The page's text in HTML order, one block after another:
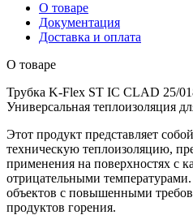
О товаре
Документация
Доставка и оплата
О товаре
Трубка K-Flex ST IС CLAD 25/
Универсальная теплоизоляция
Этот продукт представляет
техническую теплоизоляцию,
применения на поверхностях с
отрицательными
объектов с повышенными
продуктов горения.